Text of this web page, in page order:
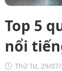
Top 5
nổi
Thứ Tư, 29/